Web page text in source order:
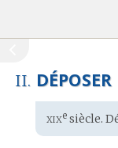
II. DÉPOSER
Étymologie
:
xixesiècle.